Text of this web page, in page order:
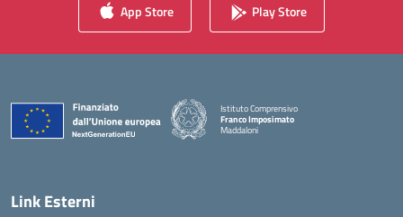
App Store Play Store
Istituto Comprensivo
Franco Imposimato
Maddaloni
Link Esterni